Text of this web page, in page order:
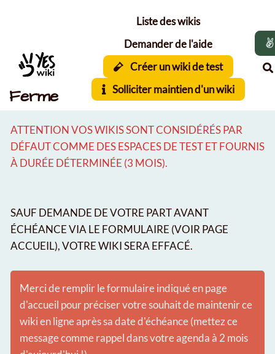
Ferme
Liste des wikis
Demander de l'aide
Créer un wiki de test
Solliciter maintien d'un wiki
ATTENTION VOS WIKIS SONT CONSIDÉRÉS PAR
DÉFAUT COMME DES ESPACES DE TEST ET FOURNIS
À DURÉE DÉTERMINÉE (3 MOIS).
SAUF DEMANDE DE VOTRE PART AVANT
ÉCHÉANCE VIA LE FORMULAIRE (VOIR PAGE
ACCUEIL), VOTRE WIKI SERA EFFACÉ.
Merci de remplir le formulaire indiqué en page
d'accueil pour préciser votre souhait de maintenir ce
wiki en ligne après sa date d'échéance (mettez ce
message comme rappel dans votre agenda à 2 mois